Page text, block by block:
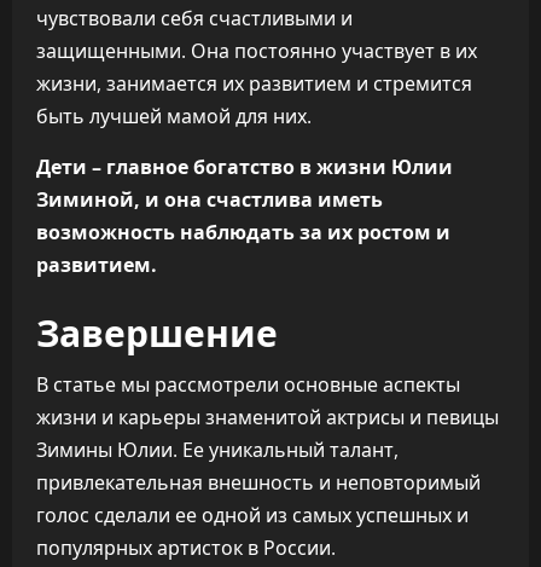
чувствовали себя счастливыми и
защищенными. Она постоянно участвует в их
жизни, занимается их развитием и стремится
быть лучшей мамой для них.
Дети – главное богатство в жизни Юлии
Зиминой, и она счастлива иметь
возможность наблюдать за их ростом и
развитием.
Завершение
В статье мы рассмотрели основные аспекты
жизни и карьеры знаменитой актрисы и певицы
Зимины Юлии. Ее уникальный талант,
привлекательная внешность и неповторимый
голос сделали ее одной из самых успешных и
популярных артисток в России.